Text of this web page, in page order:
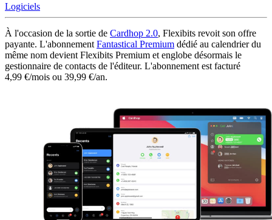
Logiciels
À l'occasion de la sortie de Cardhop 2.0, Flexibits revoit son offre
payante. L'abonnement Fantastical Premium dédié au calendrier du
même nom devient Flexibits Premium et englobe désormais le
gestionnaire de contacts de l'éditeur. L'abonnement est facturé
4,99 €/mois ou 39,99 €/an.